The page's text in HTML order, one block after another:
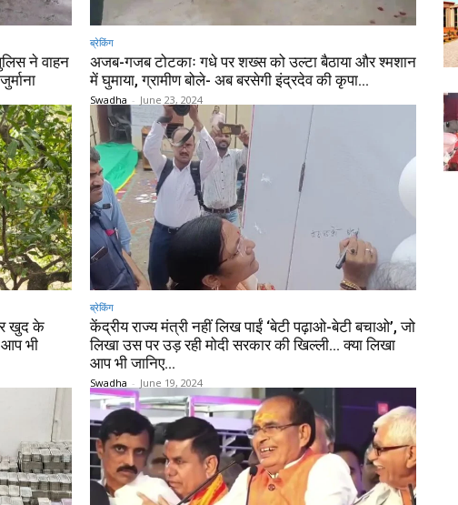
ने वाहन
ब्रेकिंग
अजब-गजब टोटकाः गधे पर शख्स को उल्टा बैठाया और श्मशान
में घुमाया, ग्रामीण बोले- अब बरसेगी इंद्रदेव की कृपा…
Swadha - June 23, 2024
खुद के
आप भी
ब्रेकिंग
केंद्रीय राज्य मंत्री नहीं लिख पाईं ‘बेटी पढ़ाओ-बेटी बचाओ’, जो
लिखा उस पर उड़ रही मोदी सरकार की खिल्ली… क्या लिखा
आप भी जानिए…
Swadha - June 19, 2024